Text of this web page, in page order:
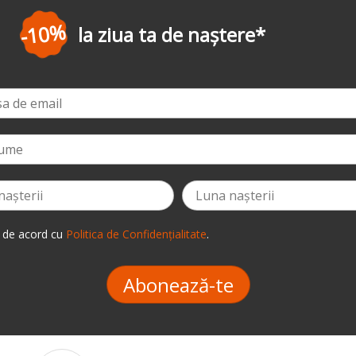
-3% la prima comandă
acord cu Politica de Confidențialitate.
Abonează-te